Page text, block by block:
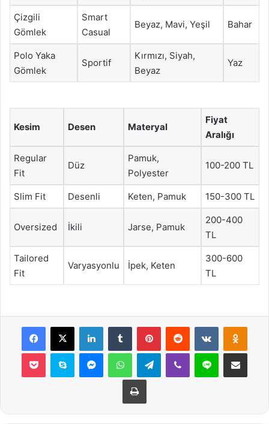
Çizgili
Gömlek
Smart
Casual
Beyaz, Mavi, Yeşil Bahar
Polo Yaka
Gömlek
Sportif
Kırmızı, Siyah,
Beyaz
Yaz
Kesim Desen Materyal
Fiyat
Aralığı
Regular
Fit
Düz
Pamuk,
Polyester
100-200 TL
Slim Fit Desenli Keten, Pamuk 150-300 TL
Oversized İkili Jarse, Pamuk
200-400
TL
Tailored
Fit
Varyasyonlu İpek, Keten
300-600
TL
Facebook
X LinkedInTumblr PinterestReddit VKontakte
Pocket Skype MessengerWhatsAppTelegramViber Line E-Posta ile
Yazdır